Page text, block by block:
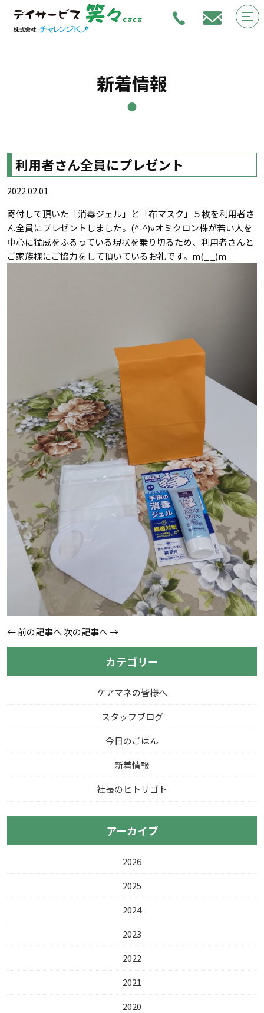
新着情報
利用者さん全員にプレゼント
2022.02.01
寄付して頂いた「消毒ジェル」と「布マスク」５枚を利用者さ
ん全員にプレゼントしました。(^-^)vオミクロン株が若い人を
中心に猛威をふるっている現状を乗り切るため、利用者さんと
ご家族様にご協力をして頂いているお礼です。m(_ _)m
←前の記事へ 次の記事へ→
カテゴリー
ケアマネの皆様へ
スタッフブログ
今日のごはん
新着情報
社長のヒトリゴト
アーカイブ
2026
2025
2024
2023
2022
2021
2020